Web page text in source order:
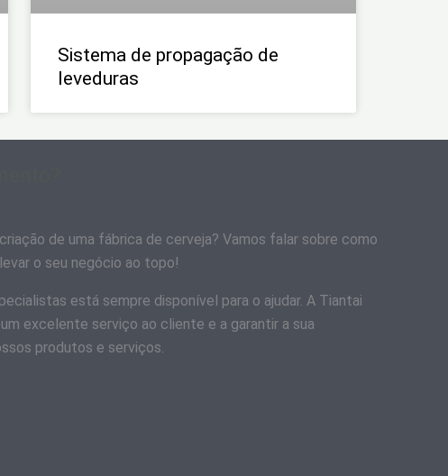
Sistema de propagação de
leveduras
de uma fábrica de cerveja? Vamos falar sobre como
o seu negócio ao topo!
está sempre disponível para o ajudar. A Tiantai
excelente serviço ao cliente e a garantir a sua
produtos e serviços.